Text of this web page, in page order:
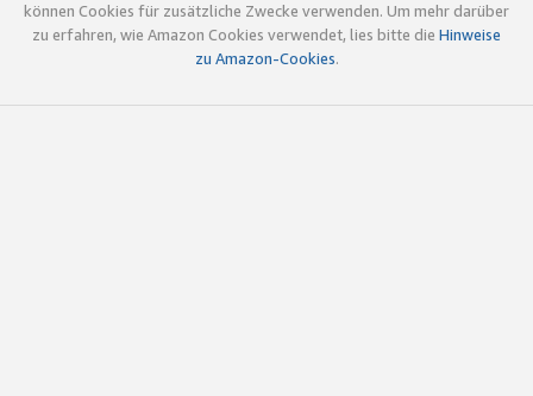
können Cookies für zusätzliche Zwecke verwenden. Um mehr darüber
zu erfahren, wie Amazon Cookies verwendet, lies bitte die Hinweise
zu Amazon-Cookies.